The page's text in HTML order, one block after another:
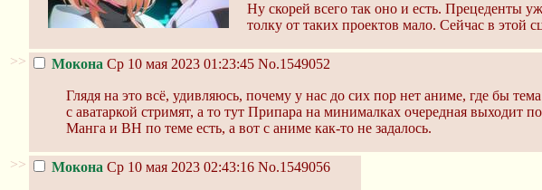
Ну скорей всего так оно и есть. Прецеденты
толку от таких проектов мало. Сейчас в этой
>> Мокона Ср 10 мая 2023 01:23:45 No.1549052
Глядя на это всё, удивляюсь, почему у нас до сих пор нет аниме, где бы
с аватаркой стримят, а то тут Припара на минималках очередная выходит
Манга и ВН по теме есть, а вот с аниме как-то не задалось.
>> Мокона Ср 10 мая 2023 02:43:16 No.1549056